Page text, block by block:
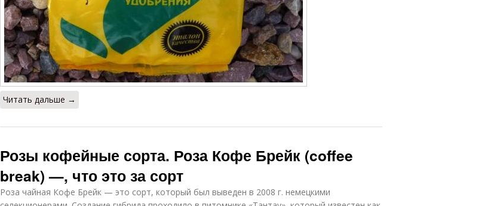
Читать дальше →
Розы кофейные сорта. Роза Кофе Брейк (coffee
break) —, что это за сорт
Роза чайная Кофе Брейк — это сорт, который был выведен в 2008 г. немецкими